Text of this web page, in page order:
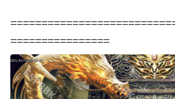
================